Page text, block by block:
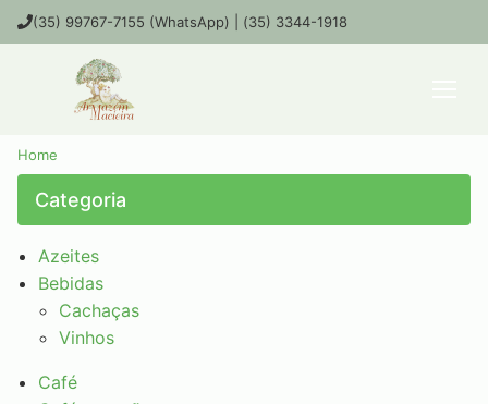
(35) 99767-7155 (WhatsApp) | (35) 3344-1918
Home
Categoria
Azeites
Bebidas
Cachaças
Vinhos
Café